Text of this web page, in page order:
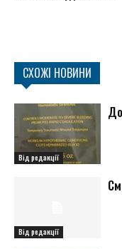
СХОЖІ НОВИНИ
Від редакції
Від редакції